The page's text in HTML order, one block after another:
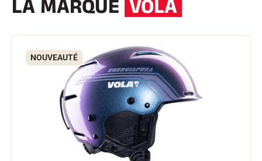
LA MARQUE VOLA
NOUVEAUTÉ